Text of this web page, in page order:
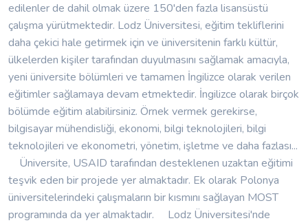
edilenler de dahil olmak üzere 150'den fazla lisansüstü
çalışma yürütmektedir. Lodz Üniversitesi, eğitim tekliflerini
daha çekici hale getirmek için ve üniversitenin farklı kültür,
ülkelerden kişiler tarafından duyulmasını sağlamak amacıyla,
yeni üniversite bölümleri ve tamamen İngilizce olarak verilen
eğitimler sağlamaya devam etmektedir. İngilizce olarak birçok
bölümde eğitim alabilirsiniz. Örnek vermek gerekirse,
bilgisayar mühendisliği, ekonomi, bilgi teknolojileri, bilgi
teknolojileri ve ekonometri, yönetim, işletme ve daha fazlası...
Üniversite, USAID tarafından desteklenen uzaktan eğitimi
teşvik eden bir projede yer almaktadır. Ek olarak Polonya
üniversitelerindeki çalışmaların bir kısmını sağlayan MOST
programında da yer almaktadır. Lodz Üniversitesi'nde